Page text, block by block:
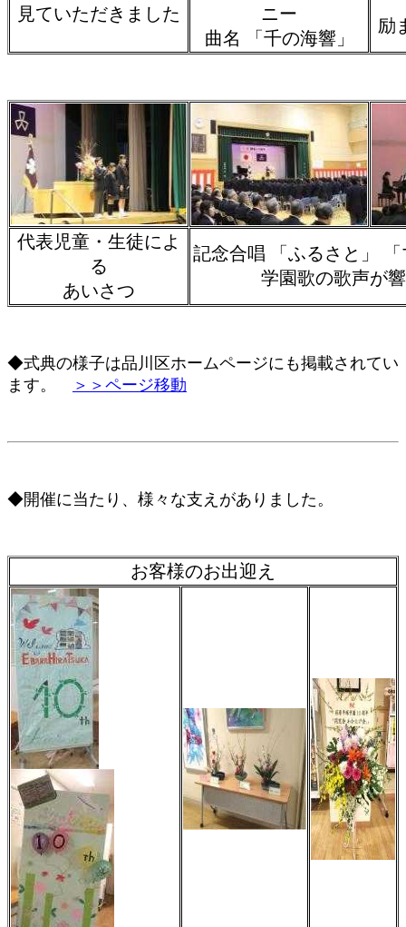
見ていただきました
ニー
曲名 「千の海響」
励
代表児童・生徒によ
る
あいさつ
記念合唱 「ふるさと」
学園歌の歌声が
◆式典の様子は品川区ホームページにも掲載されてい
ます。
＞＞ページ移動
◆開催に当たり、様々な支えがありました。
お客様のお出迎え